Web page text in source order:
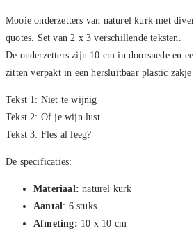
Mooie onderzetters van naturel kurk met
quotes. Set van 2 x 3 verschillende teksten.
De onderzetters zijn 10 cm in doorsnede en
zitten verpakt in een hersluitbaar plastic
Tekst 1: Niet te wijnig
Tekst 2: Of je wijn lust
Tekst 3: Fles al leeg?
De specificaties:
Materiaal: naturel kurk
Aantal: 6 stuks
Afmeting: 10 x 10 cm